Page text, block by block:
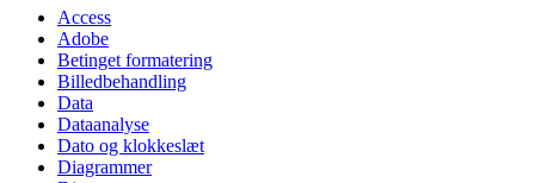
Access
Adobe
Betinget formatering
Billedbehandling
Data
Dataanalyse
Dato og klokkeslæt
Diagrammer